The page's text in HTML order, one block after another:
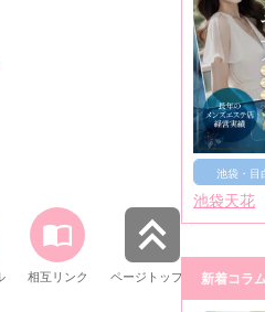
池袋・目
池袋天花
新着コラ
相互リンク ページトップへ